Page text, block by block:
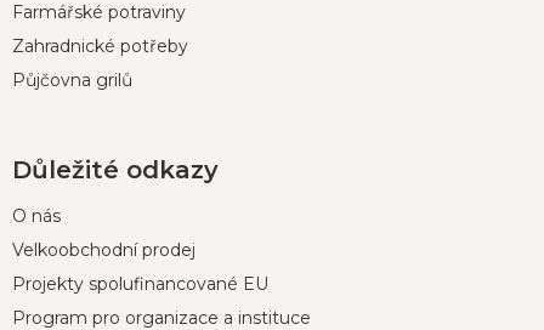
Farmářské potraviny
Zahradnické potřeby
Půjčovna grilů
Důležité odkazy
O nás
Velkoobchodní prodej
Projekty spolufinancované EU
Program pro organizace a instituce